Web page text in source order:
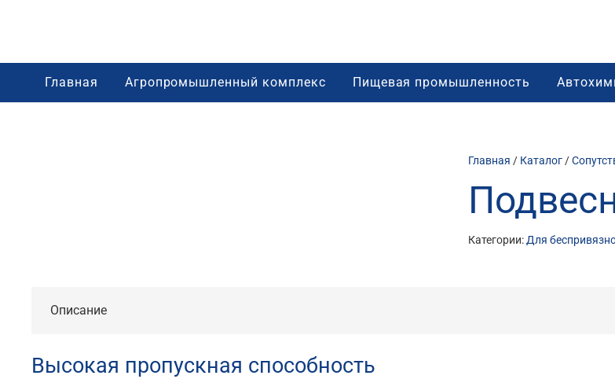
Главная Агропромышленный комплекс Пищевая промышленность
Главная / Каталог/
Категории:Для
Описание
Высокая пропускная способность